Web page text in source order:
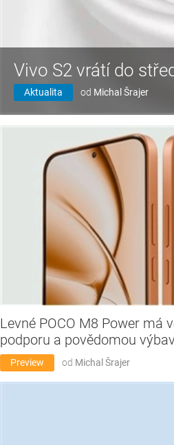
Vivo S2 vrátí do
Aktualita od Michal Šrajer
Levné POCO M8 Power má
podporu a povědomou
Preview od Michal Šrajer